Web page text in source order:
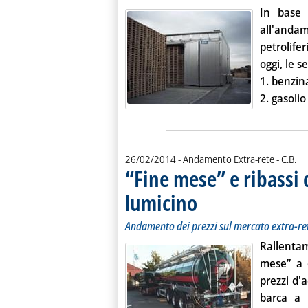
In
oggi, le
1.
2.
26/02/2014- Andamento Extra-rete -di:
C.B.
“Fine mese” e
lumicino
Andamento dei prezzi sul mercato extra-
mese”
prezzi
barca a